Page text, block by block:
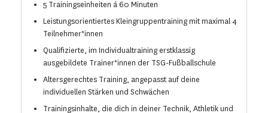
5 Trainingseinheiten á 60 Minuten
Leistungsorientiertes Kleingruppentraining mit maximal 4
Teilnehmer*innen
Qualifizierte, im Individualtraining erstklassig
ausgebildete Trainer*innen der TSG-Fußballschule
Altersgerechtes Training, angepasst auf deine
individuellen Stärken und Schwächen
Trainingsinhalte, die dich in deiner Technik, Athletik und